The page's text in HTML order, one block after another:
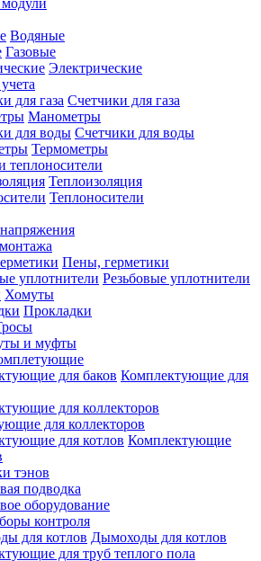
Водяные
Газовые
Электрические
Счетчики для газа
Манометры
Счетчики для воды
Термометры
теплоносители
Теплоизоляция
Теплоносители
Пены, герметики
Резьбовые уплотнители
Хомуты
Прокладки
и муфты
Комплектующие для
для коллекторов
Комплектующие
тэнов
подводка
оборудование
контроля
Дымоходы для котлов